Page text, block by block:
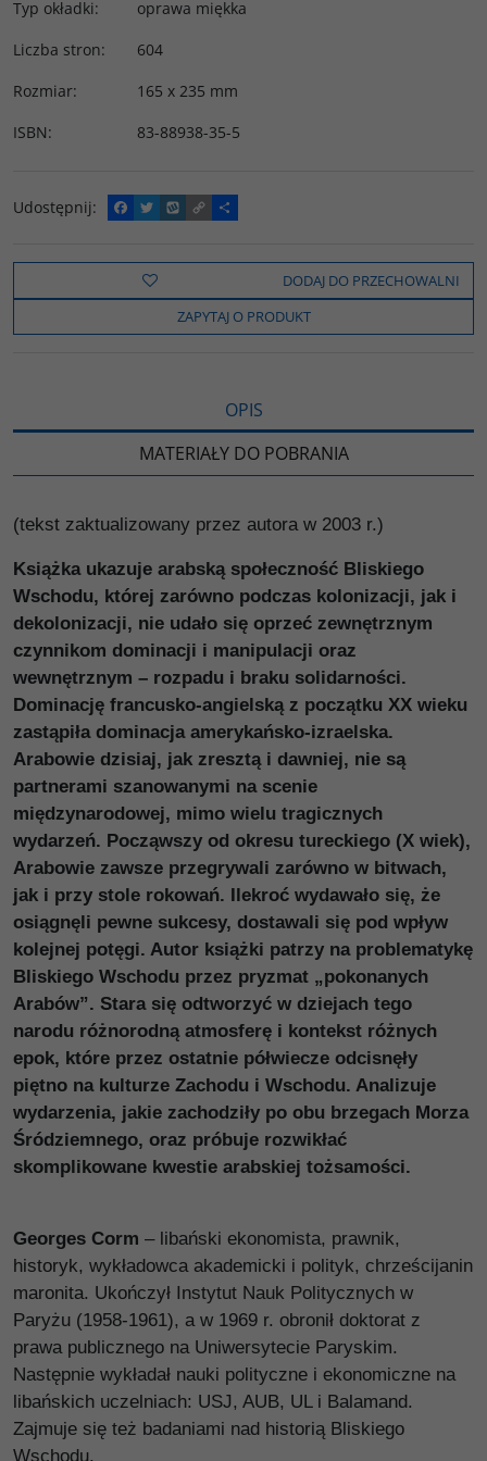
Typ okładki:
oprawa miękka
Liczba stron:
604
Rozmiar:
165 x 235 mm
ISBN: 83-88938-35-5
Udostępnij:
F
a
e
o
k
T
w
t
t
e
W
y
o
C
o
y
i
n
k
P
o
z
e
l
s
DODAJ DO PRZECHOWALNI
ZAPYTAJ O PRODUKT
OPIS
MATERIAŁY DO POBRANIA
(tekst zaktualizowany przez autora w 2003 r.)
Książka ukazuje arabską społeczność Bliskiego
Wschodu, której zarówno podczas kolonizacji, jak i
dekolonizacji, nie udało się oprzeć zewnętrznym
czynnikom dominacji i manipulacji oraz
wewnętrznym – rozpadu i braku solidarności.
Dominację francusko-angielską z początku XX wieku
zastąpiła dominacja amerykańsko-izraelska.
Arabowie dzisiaj, jak zresztą i dawniej, nie są
partnerami szanowanymi na scenie
międzynarodowej, mimo wielu tragicznych
wydarzeń. Począwszy od okresu tureckiego (X wiek),
Arabowie zawsze przegrywali zarówno w bitwach,
jak i przy stole rokowań. Ilekroć wydawało się, że
osiągnęli pewne sukcesy, dostawali się pod wpływ
kolejnej potęgi. Autor książki patrzy na problematykę
Bliskiego Wschodu przez pryzmat „pokonanych
Arabów”. Stara się odtworzyć w dziejach tego
narodu różnorodną atmosferę i kontekst różnych
epok, które przez ostatnie półwiecze odcisnęły
piętno na kulturze Zachodu i Wschodu. Analizuje
wydarzenia, jakie zachodziły po obu brzegach Morza
Śródziemnego, oraz próbuje rozwikłać
skomplikowane kwestie arabskiej tożsamości.
Georges Corm – libański ekonomista, prawnik,
historyk, wykładowca akademicki i polityk, chrześcijanin
maronita. Ukończył Instytut Nauk Politycznych w
Paryżu (1958-1961), a w 1969 r. obronił doktorat z
prawa publicznego na Uniwersytecie Paryskim.
Następnie wykładał nauki polityczne i ekonomiczne na
libańskich uczelniach: USJ, AUB, UL i Balamand.
Zajmuje się też badaniami nad historią Bliskiego
Wschodu.